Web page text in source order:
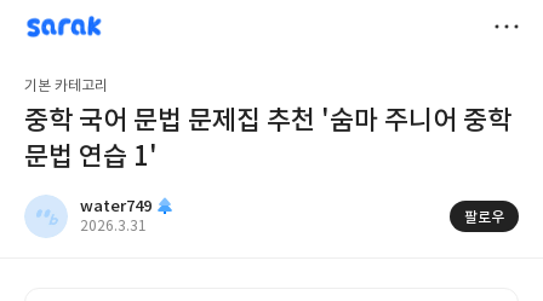
sarak
water749
기본 카테고리
중학 국어 문법 문제집 추천 '숨마 주니어 중학
문법 연습 1'
water749
작
2026.3.31
팔로우